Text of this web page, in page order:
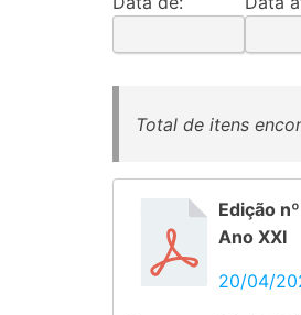
Total de itens
Edição
Ano XXI
20/04/